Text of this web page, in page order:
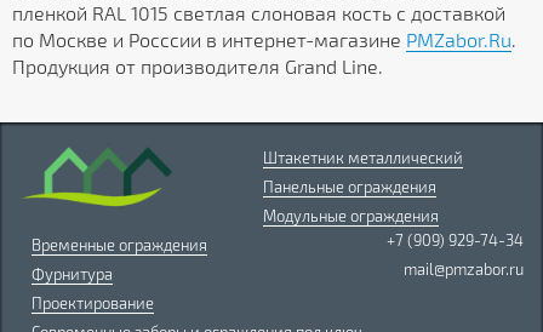
пленкой RAL 1015 светлая слоновая кость с доставкой
по Москве и Росссии в интернет-магазине PMZabor.Ru.
Продукция от производителя Grand Line.
Штакетник металлический
Панельные ограждения
Модульные ограждения
Временные ограждения
Фурнитура
Проектирование
+7 (909) 929-74-34
mail@pmzabor.ru